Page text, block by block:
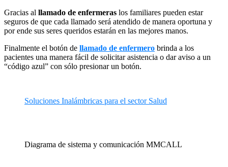
Gracias al llamado de enfermeras los familiares pueden estar
seguros de que cada llamado será atendido de manera oportuna y
por ende sus seres queridos estarán en las mejores manos.
Finalmente el botón de llamado de enfermero brinda a los
pacientes una manera fácil de solicitar asistencia o dar aviso a un
“código azul” con sólo presionar un botón.
Soluciones Inalámbricas para el sector Salud
Diagrama de sistema y comunicación MMCALL